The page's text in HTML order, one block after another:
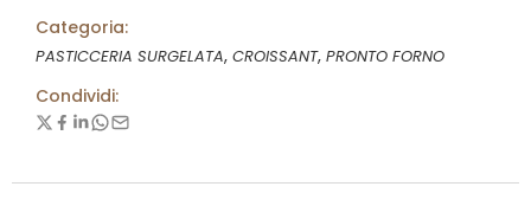
Categoria:
PASTICCERIA SURGELATA, CROISSANT, PRONTO FORNO
Condividi: